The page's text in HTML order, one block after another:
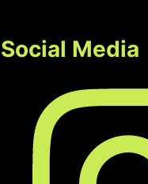
Social Media